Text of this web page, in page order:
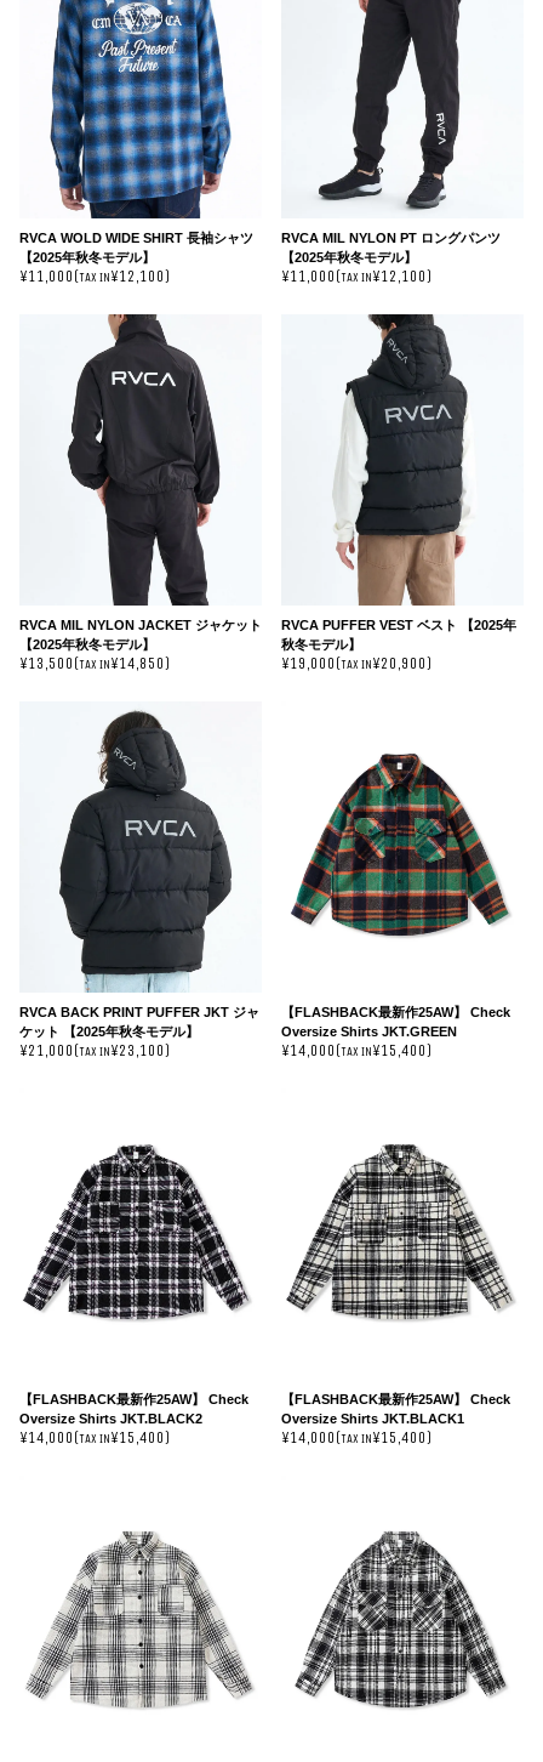
RVCA WOLD WIDE SHIRT 長袖シャツ
【2025年秋冬モデル】
¥11,000(TAX IN¥12,100)
RVCA MIL NYLON PT ロングパンツ
【2025年秋冬モデル】
¥11,000(TAX IN¥12,100)
RVCA MIL NYLON JACKET ジャケット
【2025年秋冬モデル】
¥13,500(TAX IN¥14,850)
RVCA PUFFER VEST ベスト 【2025年
秋冬モデル】
¥19,000(TAX IN¥20,900)
RVCA BACK PRINT PUFFER JKT ジャ
ケット 【2025年秋冬モデル】
¥21,000(TAX IN¥23,100)
【FLASHBACK最新作25AW】 Check
Oversize Shirts JKT.GREEN
¥14,000(TAX IN¥15,400)
【FLASHBACK最新作25AW】 Check
Oversize Shirts JKT.BLACK2
¥14,000(TAX IN¥15,400)
【FLASHBACK最新作25AW】 Check
Oversize Shirts JKT.BLACK1
¥14,000(TAX IN¥15,400)